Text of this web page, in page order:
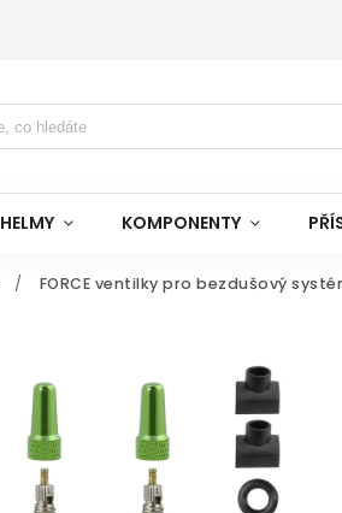
HELMY KOMPONENTY
/ FORCE ventilky pro bezdušový